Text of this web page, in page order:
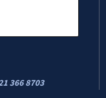
366 8703